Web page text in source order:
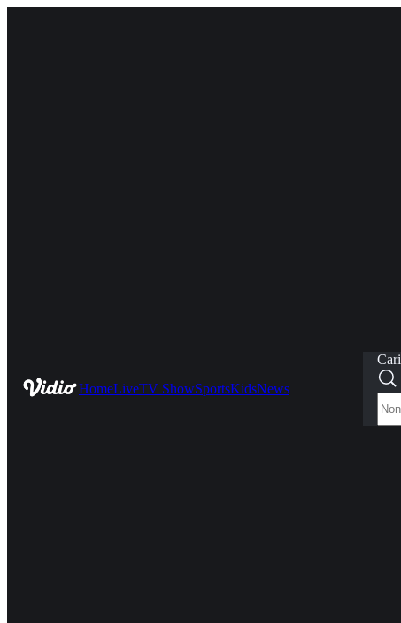
HomeLiveTV ShowSportsKidsNews
Cari